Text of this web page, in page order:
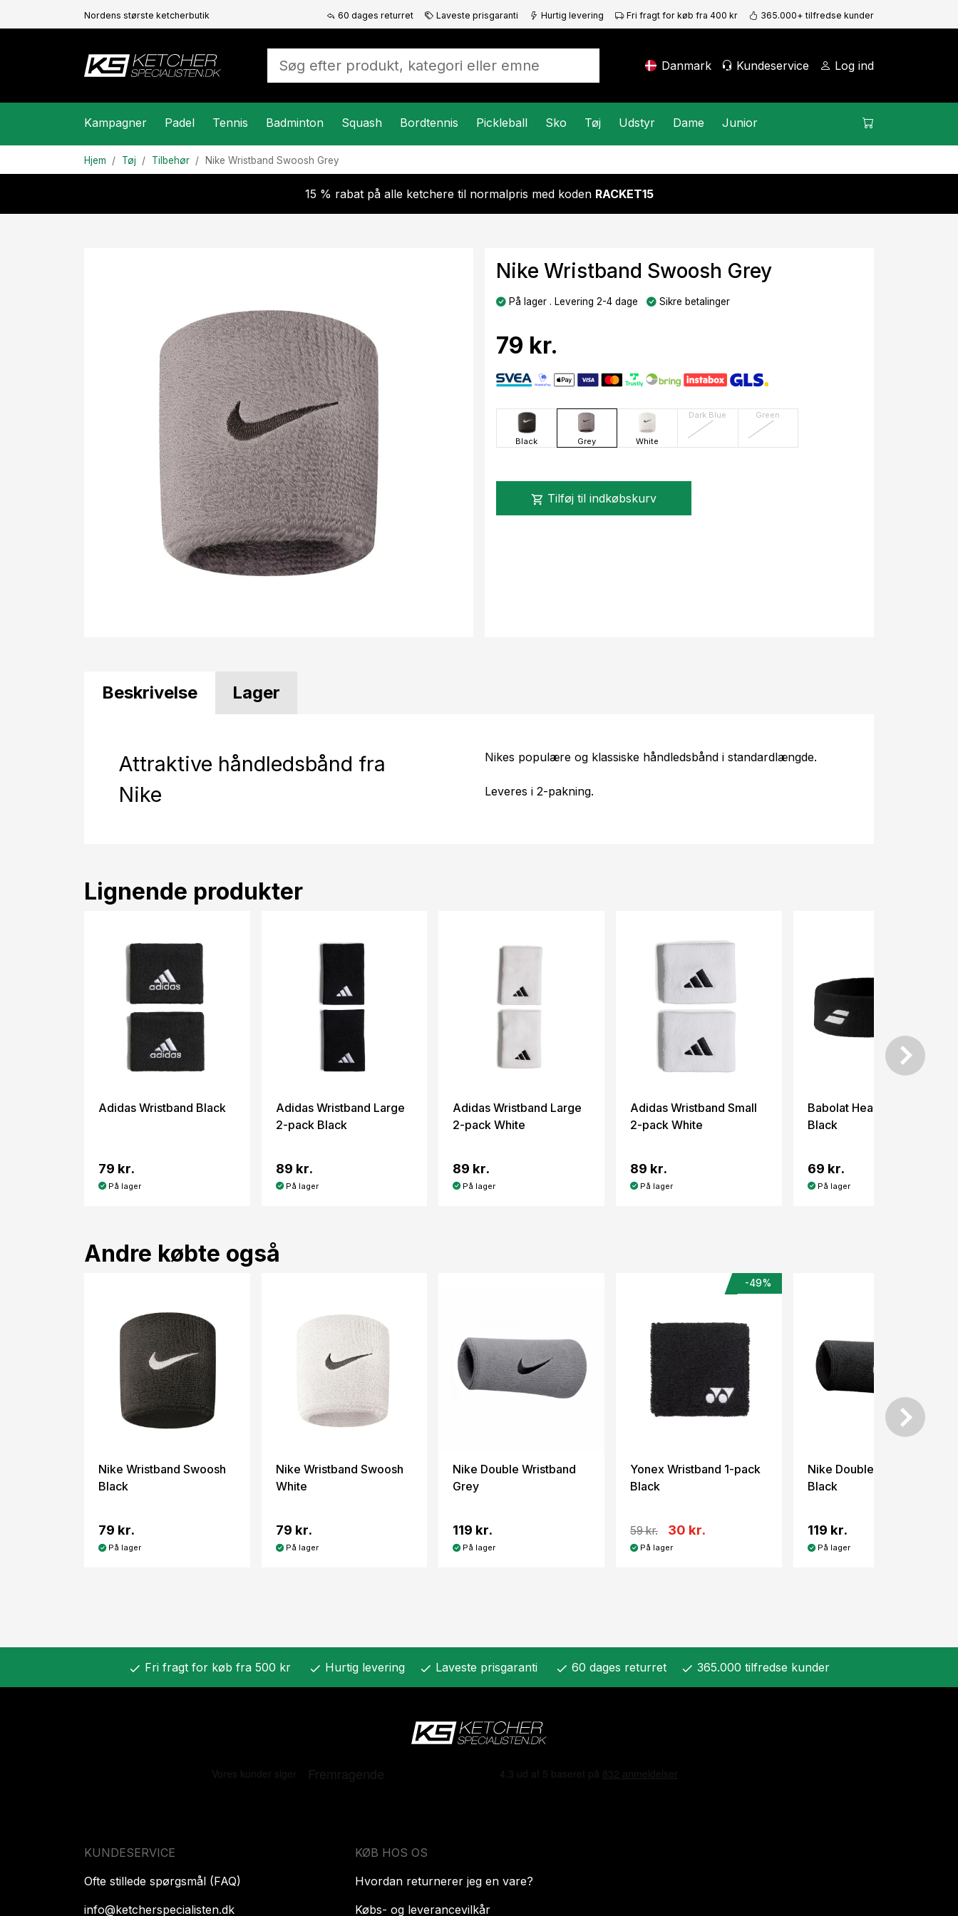
Nordens største ketcherbutik 60 dages returret Laveste prisgaranti Hurtig levering Fri fragt for køb fra 400 kr 365.000+ tilfredse kunder
Danmark Kundeservice Log ind
Kampagner Padel Tennis Badminton Squash Bordtennis Pickleball Sko Tøj Udstyr Dame Junior
Hjem Tøj Tilbehør Nike Wristband Swoosh Grey
15 % rabat på alle ketchere til normalpris med koden RACKET15
Nike Wristband Swoosh Grey
På lager . Levering 2-4 dage Sikre betalinger
79 kr.
Black Grey White
Dark Blue Green
shopping_cart Tilføj til indkøbskurv
Beskrivelse Lager
Attraktive håndledsbånd fra
Nike
Nikes populære og klassiske håndledsbånd i standardlængde.
Leveres i 2-pakning.
Lignende produkter
Adidas Wristband Black
79 kr.
På lager
Adidas Wristband Large
2-pack Black
89 kr.
På lager
Adidas Wristband Large
2-pack White
89 kr.
På lager
Adidas Wristband Small
2-pack White
89 kr.
På lager
Babolat Headband Logo
Black
69 kr.
På lager
Andre købte også
Nike Wristband Swoosh
Black
79 kr.
På lager
Nike Wristband Swoosh
White
79 kr.
På lager
Nike Double Wristband
Grey
119 kr.
På lager
-49%
Yonex Wristband 1-pack
Black
59 kr. 30 kr.
På lager
Nike Double Wristband
Black
119 kr.
På lager
check Fri fragt for køb fra 500 kr check Hurtig levering check Laveste prisgaranti check 60 dages returret check 365.000 tilfredse kunder
KUNDESERVICE
Ofte stillede spørgsmål (FAQ)
info@ketcherspecialisten.dk
KØB HOS OS
Hvordan returnerer jeg en vare?
Købs- og leverancevilkår